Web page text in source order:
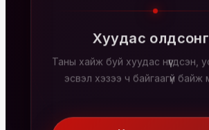
Хуудас
Таны хайж буй хуудас нүүгдсэн,
эсвэл хэзээ ч байгаагүй байж